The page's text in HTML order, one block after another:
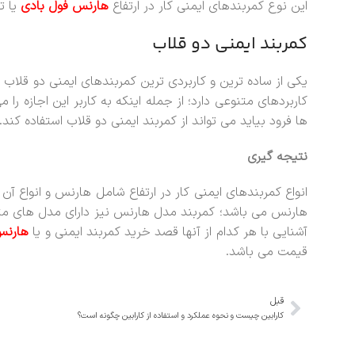
این نوع کمربندهای ایمنی کار در ارتفاع هارنس فول بادی یا
کمربند ایمنی دو قلاب
کاربردهای متنوعی دارد؛ از جمله اینکه به کاربر این
ها فرود بیاید می تواند از کمربند ایمنی دو قلاب استفاده کند.
نتیجه گیری
انواع کمربندهای ایمنی کار در ارتفاع شامل هارنس و
هارنس می باشد؛ کمربند مدل هارنس نیز دارای مدل های
آشنایی با هر کدام از آنها قصد خرید کمربند ایمنی و یا
قیمت می باشد.
قبل
کارابین چیست و نحوه عملکرد و استفاده از کارابین چگونه است؟